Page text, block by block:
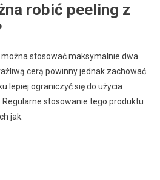
robić peeling z
stosować maksymalnie dwa
cerą powinny jednak zachować
lepiej ograniczyć się do użycia
stosowanie tego produktu
jak: